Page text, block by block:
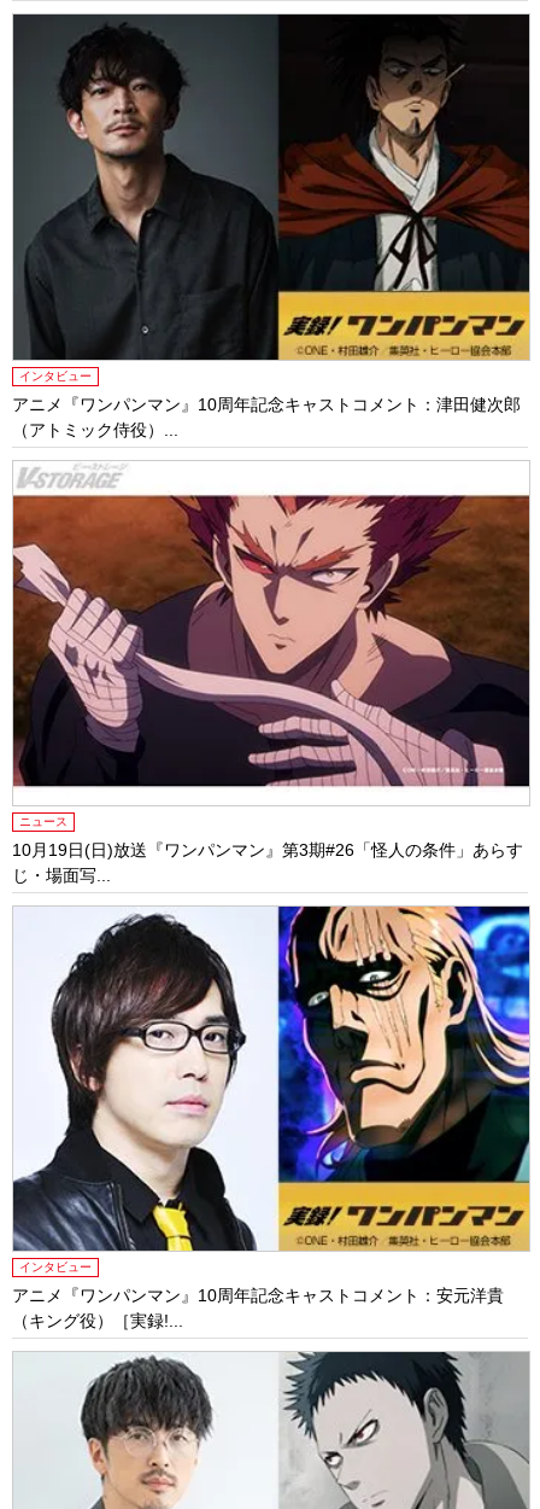
インタビュー
アニメ『ワンパンマン』10周年記念キャストコメント：津田健次郎
（アトミック侍役）...
ニュース
10月19日(日)放送『ワンパンマン』第3期#26「怪人の条件」あらす
じ・場面写...
インタビュー
アニメ『ワンパンマン』10周年記念キャストコメント：安元洋貴
（キング役）［実録!...